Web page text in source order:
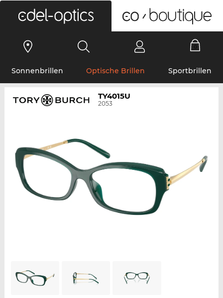
Sonnenbrillen Optische Brillen Sportbrillen
TY4015U
2053